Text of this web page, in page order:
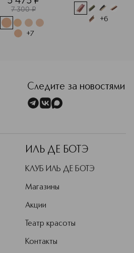
крем,
придающий
сияние SPF20
7 300 ¤
+7
+6
Следите за новостями
ИЛЬ ДЕ БОТЭ
КЛУБ ИЛЬ ДЕ БОТЭ
Магазины
Акции
Театр красоты
Контакты